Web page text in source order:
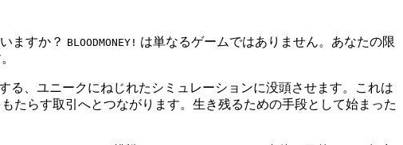
ますか？ BLOODMONEY! は単なるゲームではありません。あなたの限
、ユニークにねじれたシミュレーションに没頭させます。これは
たらす取引へとつながります。生き残るための手段として始まった